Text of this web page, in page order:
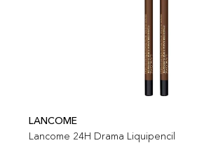
LANCOME
Lancome 24H Drama Liquipencil